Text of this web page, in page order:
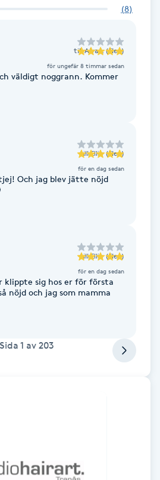
(8)
till Alva L (Elev)
för ungefär 8 timmar sedan
väldigt noggrann. Kommer
till Ellie (Elev)
för en dag sedan
Och jag blev jätte nöjd
till Ellie (Elev)
för en dag sedan
klippte sig hos er för första
nöjd och jag som mamma
Sida 1 av 203